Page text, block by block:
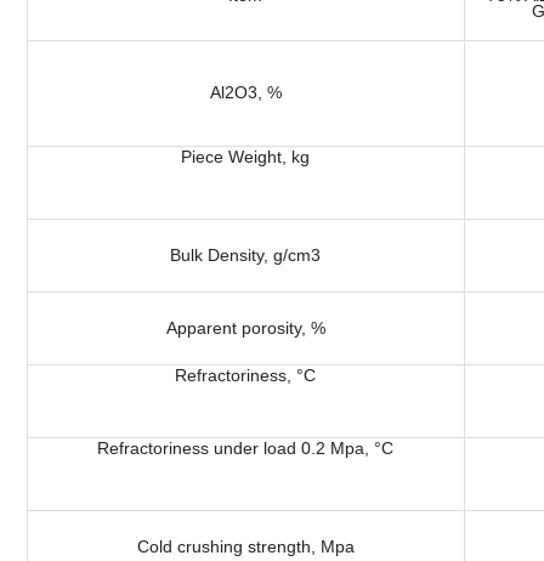
Al2O3, %
Piece Weight, kg
Bulk Density, g/cm3
Apparent porosity, %
Refractoriness, °C
Refractoriness under load 0.2 Mpa, °C
Cold crushing strength, Mpa